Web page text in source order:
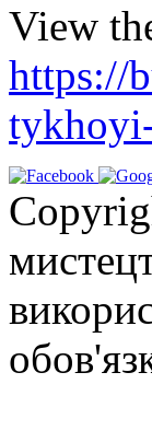
View
https://